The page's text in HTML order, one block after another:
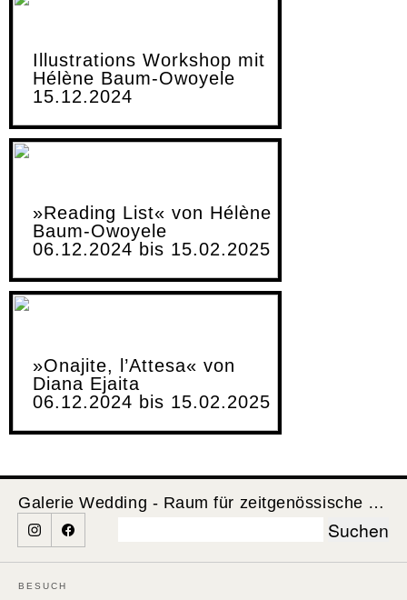
Illustrations Workshop mit
Hélène Baum-Owoyele
15.12.2024
»Reading List« von Hélène
Baum-Owoyele
06.12.2024 bis 15.02.2025
»Onajite, l’Attesa« von
Diana Ejaita
06.12.2024 bis 15.02.2025
Galerie Wedding - Raum für zeitgenössische Kunst
BESUCH